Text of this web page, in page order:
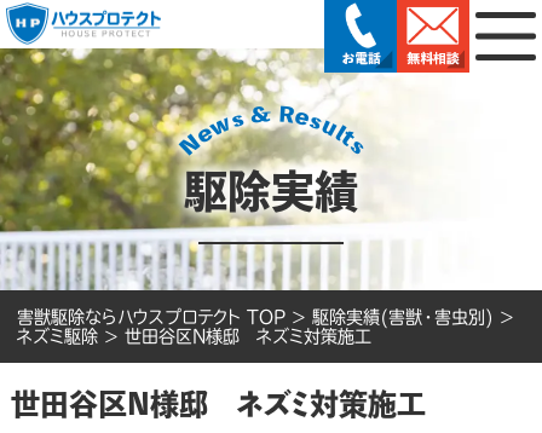
駆除実績
害獣駆除ならハウスプロテクト TOP > 駆除実績(害獣・害虫別) >
ネズミ駆除 > 世田谷区N様邸 ネズミ対策施工
世田谷区N様邸 ネズミ対策施工